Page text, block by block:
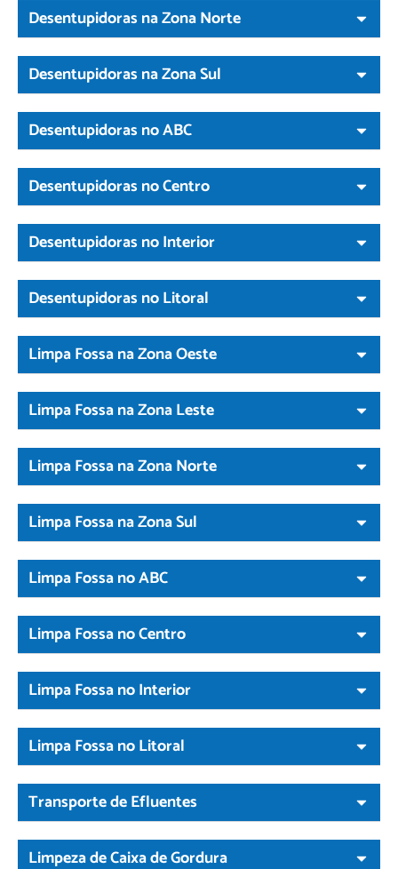
Desentupidoras na Zona Norte
Desentupidoras na Zona Sul
Desentupidoras no ABC
Desentupidoras no Centro
Desentupidoras no Interior
Desentupidoras no Litoral
Limpa Fossa na Zona Oeste
Limpa Fossa na Zona Leste
Limpa Fossa na Zona Norte
Limpa Fossa na Zona Sul
Limpa Fossa no ABC
Limpa Fossa no Centro
Limpa Fossa no Interior
Limpa Fossa no Litoral
Transporte de Efluentes
Limpeza de Caixa de Gordura